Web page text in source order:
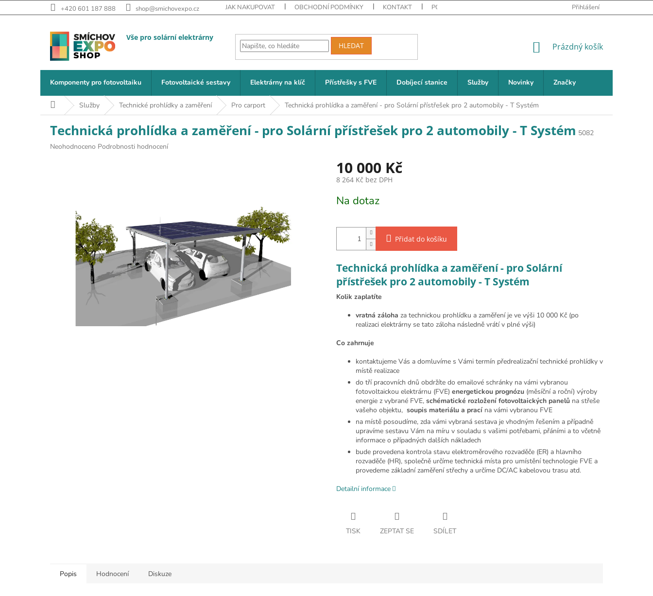
+420 601 187 888 shop@smichovexpo.cz JAK NAKUPOVAT OBCHODNÍ PODMÍNKY KONTAKT PODMÍNKY OCHRANY OSOBNÍCH ÚDAJŮ NEJČASTĚJŠÍ DOTAZY
Přihlášení
HLEDAT NÁKUPNÍ KOŠÍK
Prázdný košík
Komponenty pro fotovoltaiku Fotovoltaické sestavy Elektrárny na klíč Přístřešky s FVE Dobíjecí stanice Služby Novinky Značky
Domů Služby Technické prohlídky a zaměření Pro carport Technická prohlídka a zaměření - pro Solární přístřešek pro 2 automobily - T Systém
Technická prohlídka a zaměření - pro Solární přístřešek pro 2 automobily - T Systém 5082
Průměrné hodnocení produktu je 0,0 z 5 hvězdiček.
Neohodnoceno Podrobnosti hodnocení
10 000 Kč
8 264 Kč bez DPH
Na dotaz
Přidat do košíku
Technická prohlídka a zaměření - pro Solární
přístřešek pro 2 automobily - T Systém
Kolik zaplatíte
vratná záloha za technickou prohlídku a zaměření je ve výši 10 000 Kč (po
realizaci elektrárny se tato záloha následně vrátí v plné výši)
Co zahrnuje
kontaktujeme Vás a domluvíme s Vámi termín předrealizační technické prohlídky v
místě realizace
do tří pracovních dnů obdržíte do emailové schránky na vámi vybranou
fotovoltaickou elektrárnu (FVE) energetickou prognózu (měsíční a roční) výroby
energie z vybrané FVE, schématické rozložení fotovoltaických panelů na střeše
vašeho objektu, soupis materiálu a prací na vámi vybranou FVE
na místě posoudíme, zda vámi vybraná sestava je vhodným řešením a případně
upravíme sestavu Vám na míru v souladu s vašimi potřebami, přáními a to včetně
informace o případných dalších nákladech
bude provedena kontrola stavu elektroměrového rozvaděče (ER) a hlavního
rozvaděče (HR), společně určíme technická místa pro umístění technologie FVE a
provedeme základní zaměření střechy a určíme DC/AC kabelovou trasu atd.
Detailní informace
TISK ZEPTAT SE SDÍLET
Popis Hodnocení Diskuze